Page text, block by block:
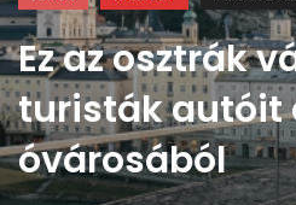
Ez az osztrák
turisták autóit
óvárosából